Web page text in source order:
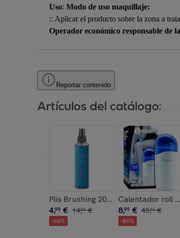
Uso: Modo de uso maquillaje:
:: Aplicar el producto sobre la zona a
Operador económico responsable de
Reportar contenido
Artículos del catálogo:
Plis Brushing 200 Ml.
4,99 € 14,90 €
-66%
Calentador roll
8,99 € 45,90 €
-80%